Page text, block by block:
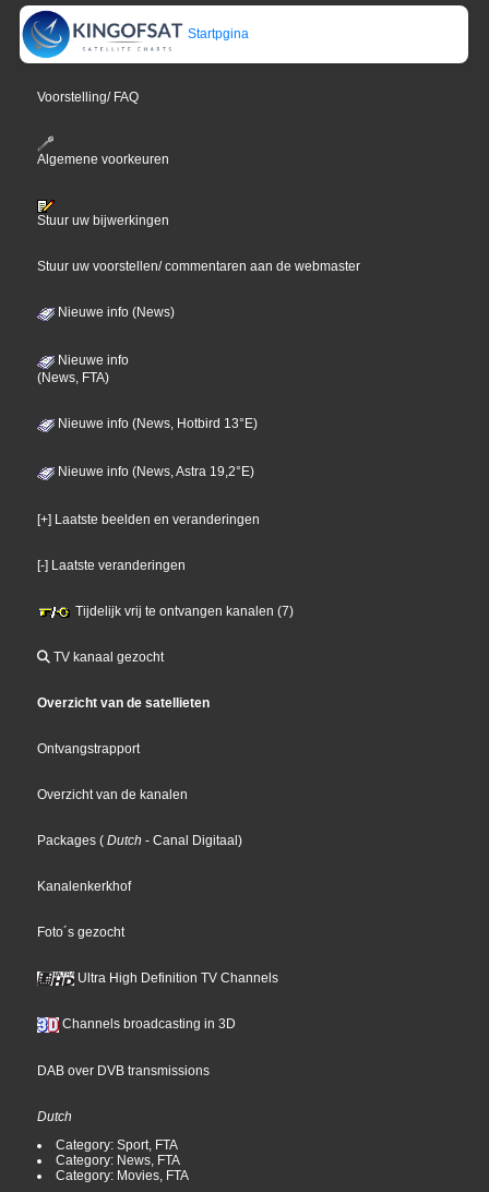
Startpgina
Voorstelling/ FAQ
Algemene voorkeuren
Stuur uw bijwerkingen
Stuur uw voorstellen/ commentaren aan de webmaster
Nieuwe info (News)
Nieuwe info
(News, FTA)
Nieuwe info (News, Hotbird 13°E)
Nieuwe info (News, Astra 19,2°E)
[+] Laatste beelden en veranderingen
[-] Laatste veranderingen
Tijdelijk vrij te ontvangen kanalen (7)
TV kanaal gezocht
Overzicht van de satellieten
Ontvangstrapport
Overzicht van de kanalen
Packages ( Dutch - Canal Digitaal)
Kanalenkerkhof
Foto´s gezocht
Ultra High Definition TV Channels
Channels broadcasting in 3D
DAB over DVB transmissions
Dutch
Category: Sport, FTA
Category: News, FTA
Category: Movies, FTA